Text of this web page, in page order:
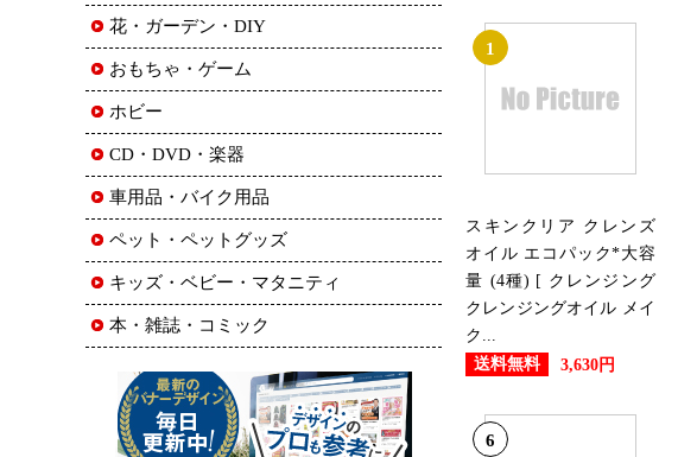
1
スキンクリア クレンズ
オイル エコパック*大容
量 (4種) [ クレンジング
クレンジングオイル メイ
ク...
送料無料
3,630円
6
花・ガーデン・DIY
おもちゃ・ゲーム
ホビー
CD・DVD・楽器
車用品・バイク用品
ペット・ペットグッズ
キッズ・ベビー・マタニティ
本・雑誌・コミック